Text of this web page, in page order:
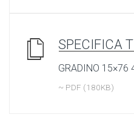
SPECIFICA
GRADINO 15×76
~ PDF (180KB)